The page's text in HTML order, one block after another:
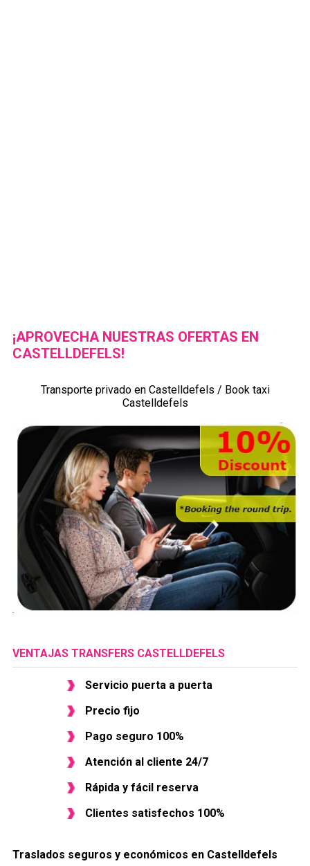
¡APROVECHA NUESTRAS OFERTAS EN
CASTELLDEFELS!
Transporte privado en Castelldefels / Book taxi
Castelldefels
VENTAJAS TRANSFERS CASTELLDEFELS
Servicio puerta a puerta
Precio fijo
Pago seguro 100%
Atención al cliente 24/7
Rápida y fácil reserva
Clientes satisfechos 100%
Traslados seguros y económicos en ​Castelldefels